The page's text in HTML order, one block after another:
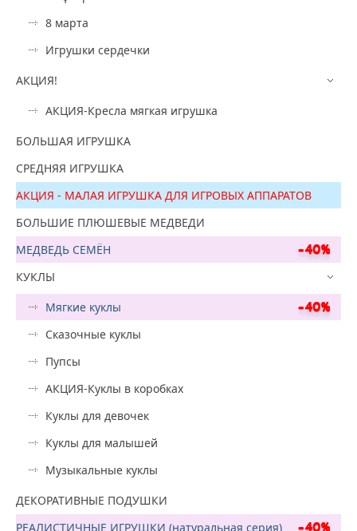
8 марта
Игрушки сердечки
АКЦИЯ!
АКЦИЯ-Кресла мягкая игрушка
БОЛЬШАЯ ИГРУШКА
СРЕДНЯЯ ИГРУШКА
АКЦИЯ - МАЛАЯ ИГРУШКА ДЛЯ ИГРОВЫХ АППАРАТОВ
БОЛЬШИЕ ПЛЮШЕВЫЕ МЕДВЕДИ
МЕДВЕДЬ СЕМЁН
КУКЛЫ
Мягкие куклы
Сказочные куклы
Пупсы
АКЦИЯ-Куклы в коробках
Куклы для девочек
Куклы для малышей
Музыкальные куклы
ДЕКОРАТИВНЫЕ ПОДУШКИ
РЕАЛИСТИЧНЫЕ ИГРУШКИ (натуральная серия)